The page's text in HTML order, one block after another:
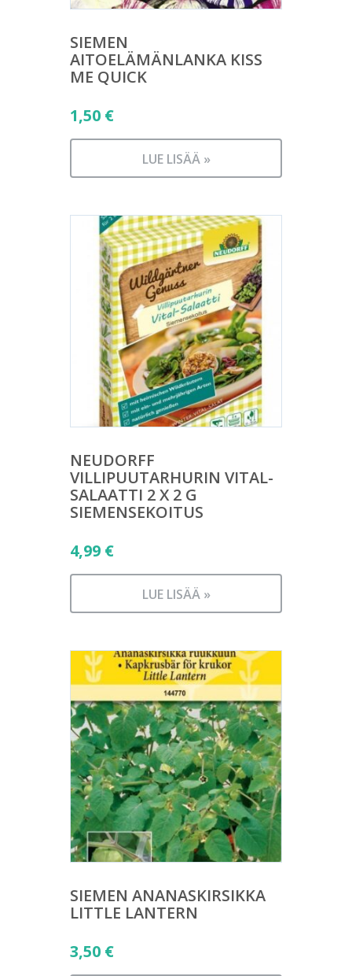
SIEMEN
AITOELÄMÄNLANKA KISS
ME QUICK
1,50 €
LUE LISÄÄ »
NEUDORFF
VILLIPUUTARHURIN VITAL-
SALAATTI 2 X 2 G
SIEMENSEKOITUS
4,99 €
LUE LISÄÄ »
SIEMEN ANANASKIRSIKKA
LITTLE LANTERN
3,50 €